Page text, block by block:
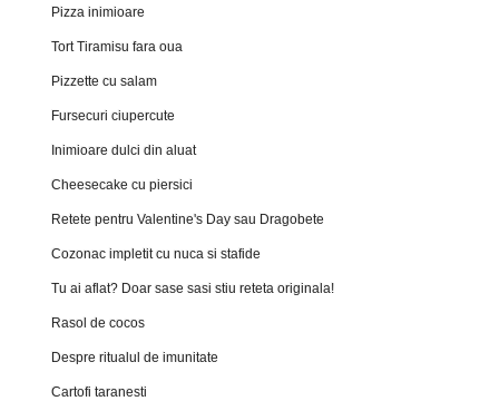
Pizza inimioare
Tort Tiramisu fara oua
Pizzette cu salam
Fursecuri ciupercute
Inimioare dulci din aluat
Cheesecake cu piersici
Retete pentru Valentine's Day sau Dragobete
Cozonac impletit cu nuca si stafide
Tu ai aflat? Doar sase sasi stiu reteta originala!
Rasol de cocos
Despre ritualul de imunitate
Cartofi taranesti